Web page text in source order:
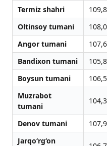
Termiz shahri 109,8
Oltinsoy tumani
108,0
Angor tumani
107,6
Bandixon tumani
105,8
Boysun tumani
106,5
Muzrabot
tumani
104,3
Denov tumani 107,9
Jarqo‘rg‘on